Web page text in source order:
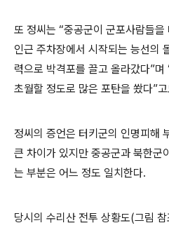
또 정씨는 “중공군이 군포사람들을
인근 주차장에서 시작되는 능선의
력으로 박격포를 끌고 올라갔다”며
초월할 정도로 많은 포탄을 쐈다”
정씨의 증언은 터키군의 인명피해
큰 차이가 있지만 중공군과 북한군
는 부분은 어느 정도 일치한다.
당시의 수리산 전투 상황도(그림 참